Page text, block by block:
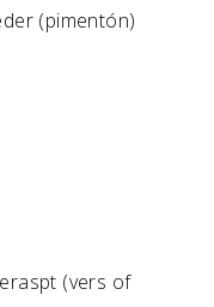
(pimentón)
(vers of